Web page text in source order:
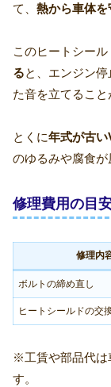
て、 熱から車体
このヒートシール
ると、エンジン
た音を立てること
とくに年式が古
のゆるみや腐食が
修理費用の目
修理内
ボルトの締め直し
ヒートシールドの交
※工賃や部品代は
す。